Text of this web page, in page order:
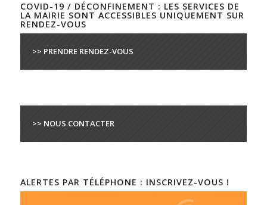
COVID-19 / DÉCONFINEMENT : LES SERVICES DE
LA MAIRIE SONT ACCESSIBLES UNIQUEMENT SUR
RENDEZ-VOUS
>> PRENDRE RENDEZ-VOUS
>> NOUS CONTACTER
ALERTES PAR TÉLÉPHONE : INSCRIVEZ-VOUS !